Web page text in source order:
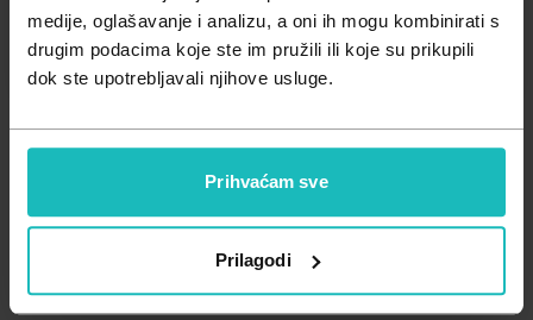
medije, oglašavanje i analizu, a oni ih mogu kombinirati s
drugim podacima koje ste im pružili ili koje su prikupili
dok ste upotrebljavali njihove usluge.
Prihvaćam sve
Prilagodi
Zdravlje muškarca
Zdravlje žene
Minerali
Probiotici i prebiotici
Važna obavijest prema Zakonu o zaštiti potrošača..